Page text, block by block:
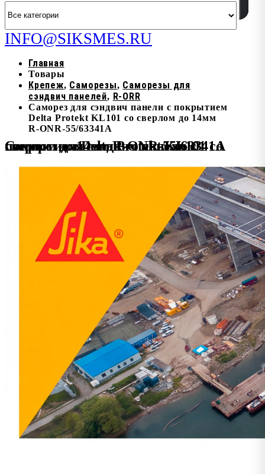
INFO@SIKSMES.RU
Главная
Товары
Крепеж, Саморезы, Саморезы для
сэндвич панелей, R-ORR
Саморез для сэндвич панели с покрытием
Delta Protekt KL101 со сверлом до 14мм
R-ONR-55/63341A
Саморез для сэндвич панели с покрытием Delta Protekt KL101 со сверлом до 14мм R-ONR-55/63341A